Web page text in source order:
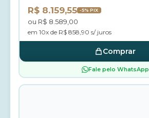
R$ 8.159,55 -5% PIX
ou R$ 8.589,00
em 10x de R$ 858,90 s/ juros
Comprar
Fale pelo WhatsApp